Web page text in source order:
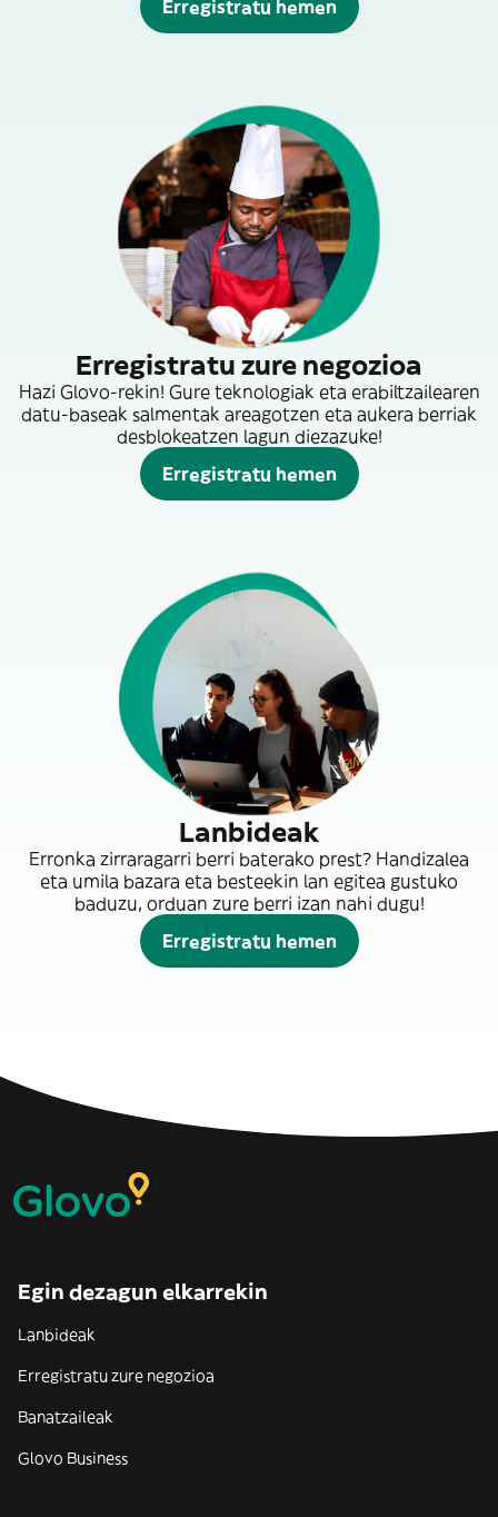
Erregistratu hemen
Erregistratu zure negozioa
Hazi Glovo-rekin! Gure teknologiak eta erabiltzailearen
datu-baseak salmentak areagotzen eta aukera berriak
desblokeatzen lagun diezazuke!
Erregistratu hemen
Lanbideak
Erronka zirraragarri berri baterako prest? Handizalea
eta umila bazara eta besteekin lan egitea gustuko
baduzu, orduan zure berri izan nahi dugu!
Erregistratu hemen
Egin dezagun elkarrekin
Lanbideak
Erregistratu zure negozioa
Banatzaileak
Glovo Business